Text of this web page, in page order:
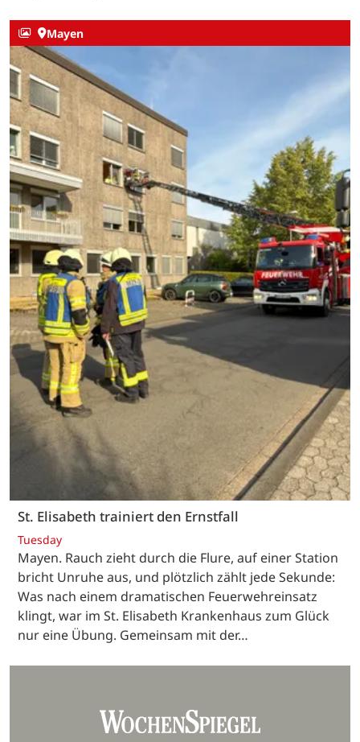
Mayen
St. Elisabeth trainiert den Ernstfall
Tuesday
Mayen. Rauch zieht durch die Flure, auf einer Station
bricht Unruhe aus, und plötzlich zählt jede Sekunde:
Was nach einem dramatischen Feuerwehreinsatz
klingt, war im St. Elisabeth Krankenhaus zum Glück
nur eine Übung. Gemeinsam mit der…